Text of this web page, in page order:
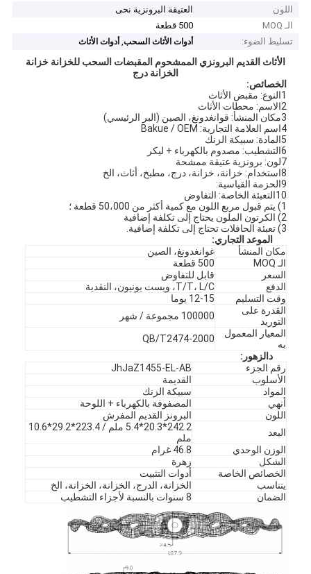
اللون
العتيقة البرونزية نحى
الـ MOQ
500 قطعة
تسليط الضوء:
أدوات الأثاث السحب,أدوات الأثاث
الأثاث القديم البرونزي الممشحوم المقبضات السحب للخزانة خزانة
الخزانة درج
الخصائص:
1النوع: مقبض الأثاث
2الاسم: محطات الأثاث
3مكان المنشأ: قوانغدونغ، الصين (البر الرئيسي)
4اسم العلامة التجارية: Bakue / OEM
5المادة: سبيكة الزنك
6التشطيب: مصدوم بالكهرباء + ليكر
7لون: برونزية عتيقة ممشحة
8استخدام: خزانة، خزانة، درج، مطبخ، أثاث، الخ
9الحزمة القياسية:
10التعبئة الخاصة: التفاوض
1) يتم قبول مربع اللون مع كمية أكثر من 50،000 قطعة ؛
2) الكرتون الملون يحتاج إلى تكلفة إضافية
3) تعبئة الحافلات تحتاج إلى تكلفة إضافية.
الموعد التجاري:
مكان المنشأ
غوانغدونغ، الصين
الـ MOQ
500 قطعة
السعر
قابل للتفاوض
الدفع
T/T، L/C، ويست يونيون، النقدية
وقت التسليم
12-15 يوما
القدرة على
التوريد
100000 مجموعة / شهر
المعيار المعمول
به
QB/T2474-2000
د الزهور :
رقم الجزء
JhJaZ1455-EL-AB
الأسلوب
القديمة
المواد
سبيكة الزنك
أنهي
المصفوفة بالكهرباء + اللوحة
اللون
البرونز القديم المفرش
البعد
242.2*20.3*5.4 ملم / 223.4*29.2*10.6
ملم
الوزن الوحدي
46.8 غرام
الشكل
زهرة
الخصائص الخاصة
أدوات التثبيت
يتناسب
الخزانة، الدرج، الخزانة، الخزانة، الخ
الضمان
8 سنوات بالنسبة لأجزاء التشطيب